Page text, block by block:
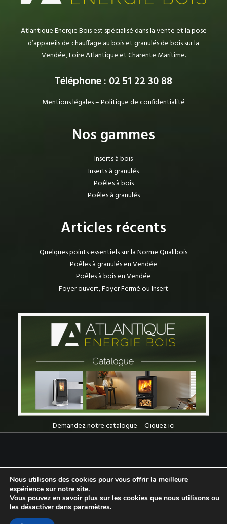
Atlantique Energie Bois est spécialisé dans la vente et la pose
d’appareils de chauffage au bois et granulés de bois sur la
Vendée, Loire Atlantique et Charente Maritime.
Téléphone : 02 51 22 30 88
Mentions légales–Politique de confidentialité
Nos gammes
Inserts à bois
Inserts à granulés
Poêles à bois
Poêles à granulés
Articles récents
Quelques points essentiels sur la Norme Qualibois
Poêles à granulés en Vendée
Poêles à bois en Vendée
Foyer ouvert, Foyer Fermé ou Insert
Demandez notre catalogue – Cliquez ici
© 2026 Atlantique Energie Bois : Poêle à bois, Poêle à granulés, Insert à bois,
Insert à granulés en Vendée | Tous droits réservés.
Nous utilisons des cookies pour vous offrir la meilleure
expérience sur notre site.
Vous pouvez en savoir plus sur les cookies que nous utilisons ou
les désactiver dans paramètres.